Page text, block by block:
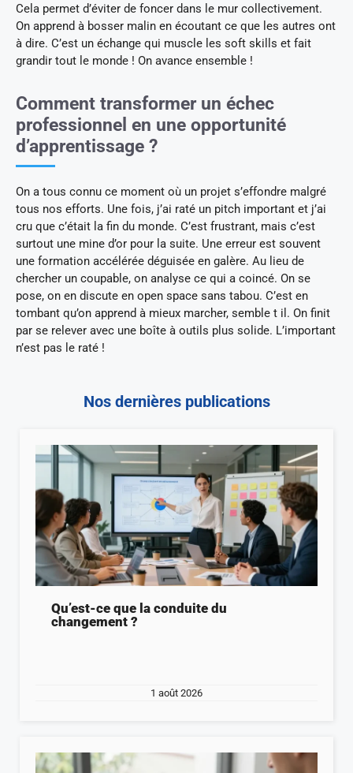
Cela permet d’éviter de foncer dans le mur collectivement.
On apprend à bosser malin en écoutant ce que les autres ont
à dire. C’est un échange qui muscle les soft skills et fait
grandir tout le monde ! On avance ensemble !
Comment transformer un échec
professionnel en une opportunité
d’apprentissage ?
On a tous connu ce moment où un projet s’effondre malgré
tous nos efforts. Une fois, j’ai raté un pitch important et j’ai
cru que c’était la fin du monde. C’est frustrant, mais c’est
surtout une mine d’or pour la suite. Une erreur est souvent
une formation accélérée déguisée en galère. Au lieu de
chercher un coupable, on analyse ce qui a coincé. On se
pose, on en discute en open space sans tabou. C’est en
tombant qu’on apprend à mieux marcher, semble t il. On finit
par se relever avec une boîte à outils plus solide. L’important
n’est pas le raté !
Nos dernières publications
Qu’est-ce que la conduite du
changement ?
1 août 2026